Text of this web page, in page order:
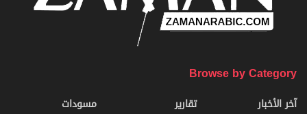
Browse by Category
آخر الأخبار
تقارير
مسودات